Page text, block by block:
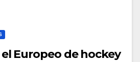
Europeo de hockey